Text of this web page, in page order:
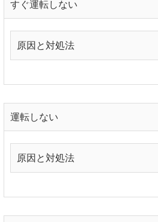
すぐ運転しない
原因と対処法
運転しない
原因と対処法